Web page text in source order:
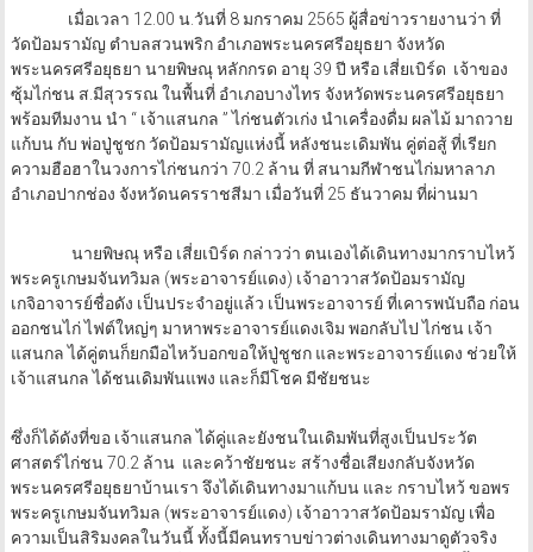
เมื่อเวลา 12.00 น.วันที่ 8 มกราคม 2565 ผู้สื่อข่าวรายงานว่า ที่
วัดป้อมรามัญ ตำบลสวนพริก อำเภอพระนครศรีอยุธยา จังหวัด
พระนครศรีอยุธยา นายพิษณุ หลักกรด อายุ 39 ปี หรือ เสี่ยเบิร์ด เจ้าของ
ซุ้มไก่ชน ส.มีสุวรรณ ในพื้นที่ อำเภอบางไทร จังหวัดพระนครศรีอยุธยา
พร้อมทีมงาน นำ “ เจ้าแสนกล ” ไก่ชนตัวเก่ง นำเครื่องดื่ม ผลไม้ มาถวาย
แก้บน กับ พ่อปู่ชูชก วัดป้อมรามัญแห่งนี้ หลังชนะเดิมพัน คู่ต่อสู้ ที่เรียก
ความฮือฮาในวงการไก่ชนกว่า 70.2 ล้าน ที่ สนามกีฬาชนไก่มหาลาภ
อำเภอปากช่อง จังหวัดนครราชสีมา เมื่อวันที่ 25 ธันวาคม ที่ผ่านมา
นายพิษณุ หรือ เสี่ยเบิร์ด กล่าวว่า ตนเองได้เดินทางมากราบไหว้
พระครูเกษมจันทวิมล (พระอาจารย์แดง) เจ้าอาวาสวัดป้อมรามัญ
เกจิอาจารย์ชื่อดัง เป็นประจำอยู่แล้ว เป็นพระอาจารย์ ที่เคารพนับถือ ก่อน
ออกชนไก่ ไฟต์ใหญ่ๆ มาหาพระอาจารย์แดงเจิม พอกลับไป ไก่ชน เจ้า
แสนกล ได้คู่ตนก็ยกมือไหว้บอกขอให้ปู่ชูชก และพระอาจารย์แดง ช่วยให้
เจ้าแสนกล ได้ชนเดิมพันแพง และก็มีโชค มีชัยชนะ
ซึ่งก็ได้ดังที่ขอ เจ้าแสนกล ได้คู่และยังชนในเดิมพันที่สูงเป็นประวัต
ศาสตร์ไก่ชน 70.2 ล้าน และคว้าชัยชนะ สร้างชื่อเสียงกลับจังหวัด
พระนครศรีอยุธยาบ้านเรา จึงได้เดินทางมาแก้บน และ กราบไหว้ ขอพร
พระครูเกษมจันทวิมล (พระอาจารย์แดง) เจ้าอาวาสวัดป้อมรามัญ เพื่อ
ความเป็นสิริมงคลในวันนี้ ทั้งนี้มีคนทราบข่าวต่างเดินทางมาดูตัวจริง